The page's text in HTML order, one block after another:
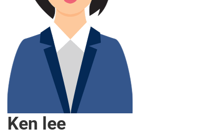
Ken lee